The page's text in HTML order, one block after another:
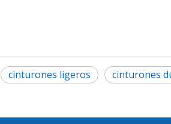
cinturones ligeros cinturones